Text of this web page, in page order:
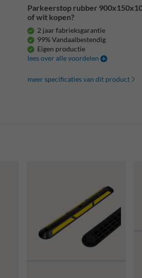
Parkeerstop rubber
of wit kopen?
2 jaar fabrieksgarantie
99% Vandaalbestendig
Eigen productie
lees over alle voordelen
meer specificaties van dit product